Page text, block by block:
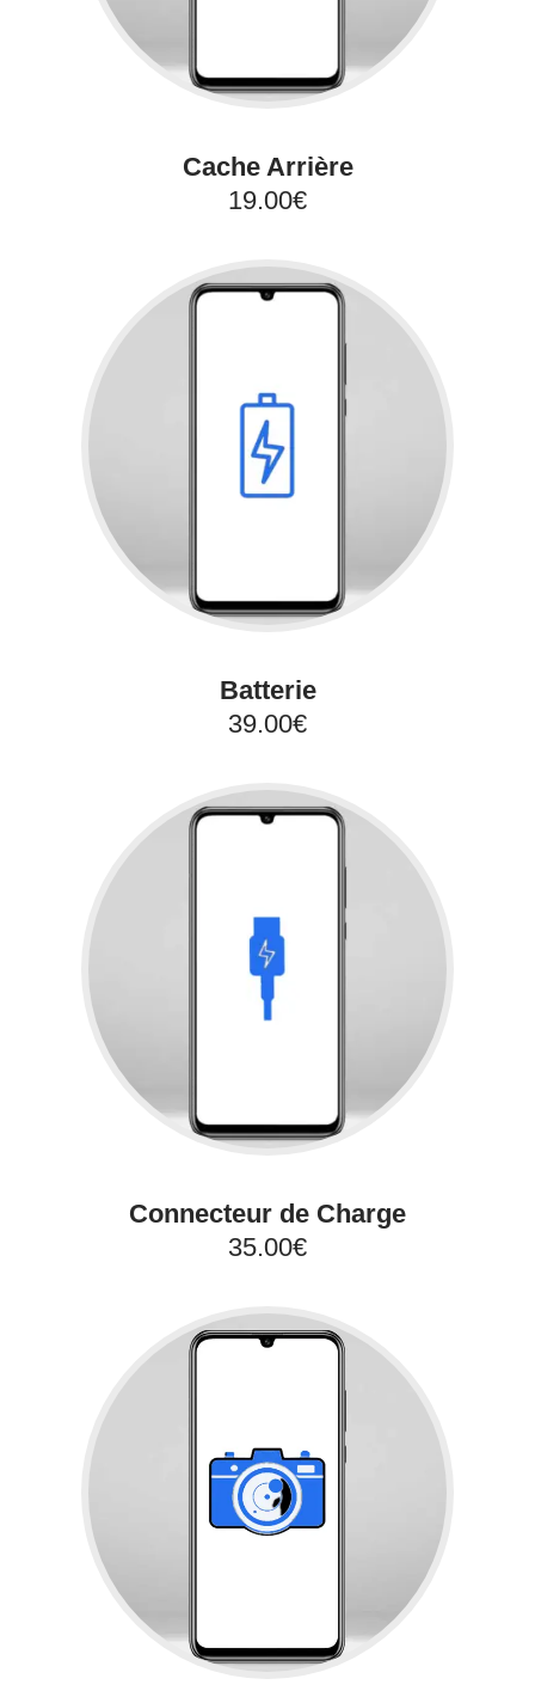
Cache Arrière
19.00€
Batterie
39.00€
Connecteur de Charge
35.00€